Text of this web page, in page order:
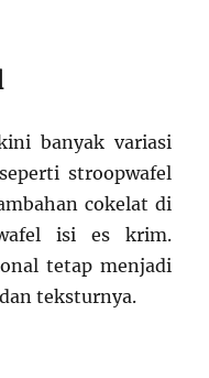
banyak variasi
stroopwafel
cokelat di
isi es krim.
tetap menjadi
teksturnya.